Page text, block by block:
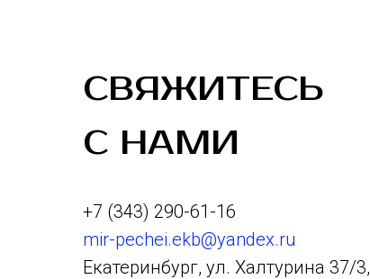
СВЯЖИТЕСЬ
С НАМИ
+7 (343) 290-61-16
mir-pechei.ekb@yandex.ru
Екатеринбург, ул. Халтурина 37/3,